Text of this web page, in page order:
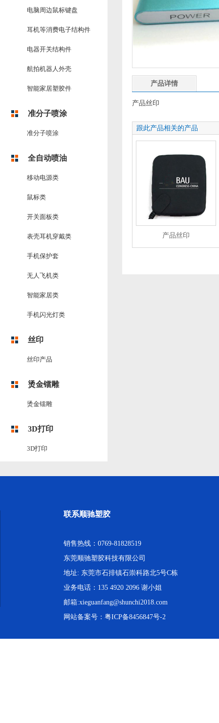
电脑周边鼠标键盘
耳机等消费电子结构件
电器开关结构件
航拍机器人外壳
智能家居塑胶件
准分子喷涂
准分子喷涂
全自动喷油
移动电源类
鼠标类
开关面板类
表壳耳机穿戴类
手机保护套
无人飞机类
智能家居类
手机闪光灯类
丝印
丝印产品
烫金镭雕
烫金镭雕
3D打印
3D打印
产品详情
产品丝印
跟此产品相关的产品
产品丝印
联系顺驰塑胶
销售热线：0769-81828519
东莞顺驰塑胶科技有限公司
地址: 东莞市石排镇石崇科路北5号C栋
业务电话：135 4920 2096 谢小姐
邮箱:xieguanfang@shunchi2018.com
网站备案号： 粤ICP备8456847号-2